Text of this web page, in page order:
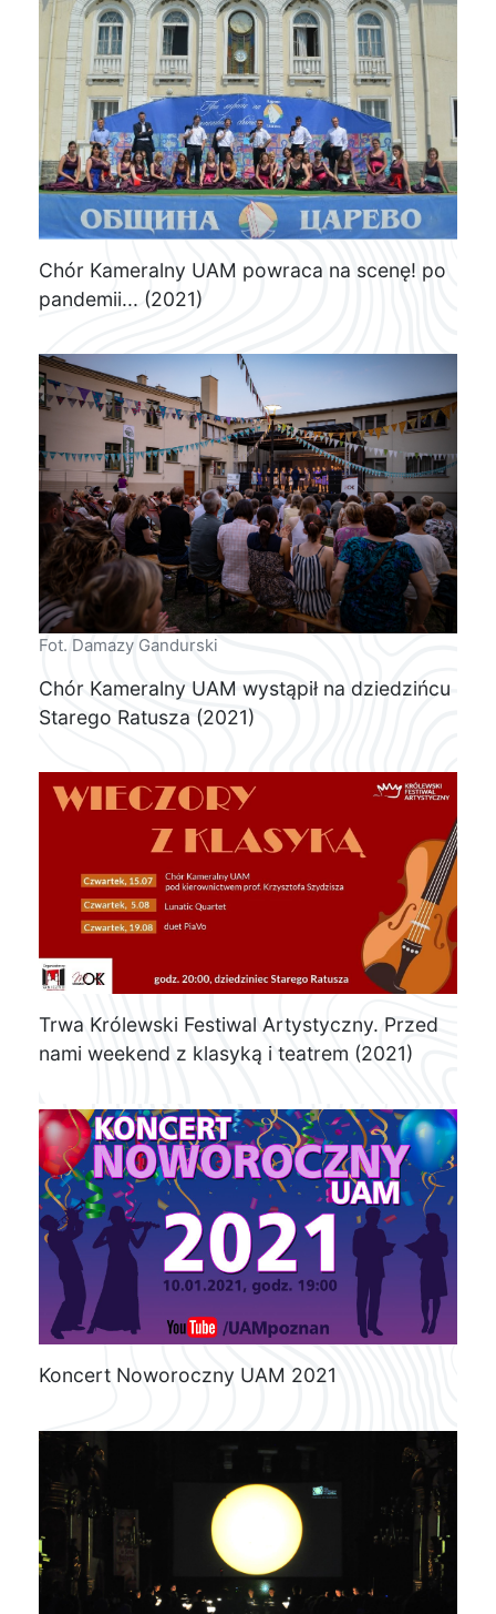
Chór Kameralny UAM powraca na scenę! po
pandemii... (2021)
Fot. Damazy Gandurski
Chór Kameralny UAM wystąpił na dziedzińcu
Starego Ratusza (2021)
Trwa Królewski Festiwal Artystyczny. Przed
nami weekend z klasyką i teatrem (2021)
Koncert Noworoczny UAM 2021